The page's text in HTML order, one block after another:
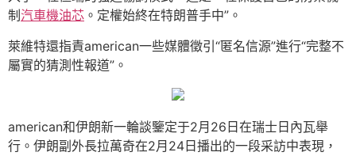
制 汽車機油芯 。定權始終在特朗普手中”。
萊維特還指責american一些媒體徵引“匿名信源”進行“完整不
屬實的猜測性報道”。
american和伊朗新一輪談鑒定于2月26日在瑞士日內瓦舉
行。伊朗副外長拉萬奇在2月24日播出的一段采訪中表現，